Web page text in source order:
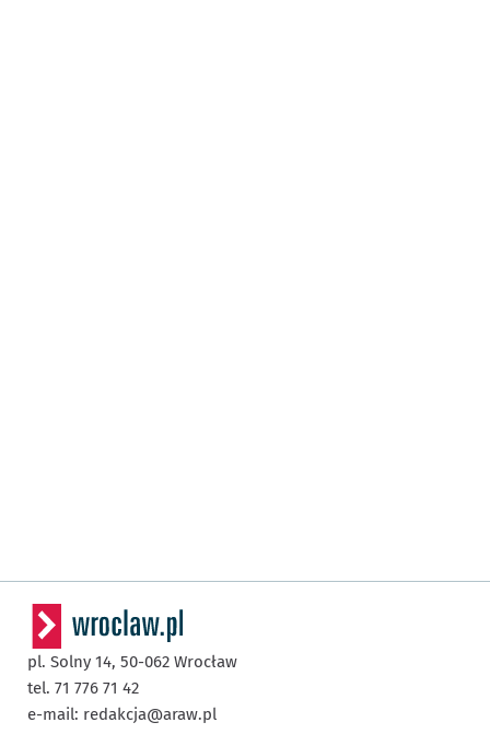
pl. Solny 14, 50-062 Wrocław
tel. 71 776 71 42
e-mail: redakcja@araw.pl